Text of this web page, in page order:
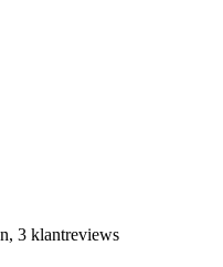
3 klantreviews